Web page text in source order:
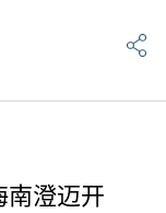
南澄迈开